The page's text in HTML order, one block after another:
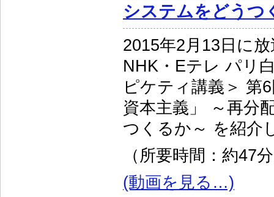
システムをどうつ
2015年2月13日に
NHK・Eテレ パリ
ピケティ講義＞ 第
資本主義」 ～再分
つくるか～ を紹介
（所要時間：約47
(動画を見る…)